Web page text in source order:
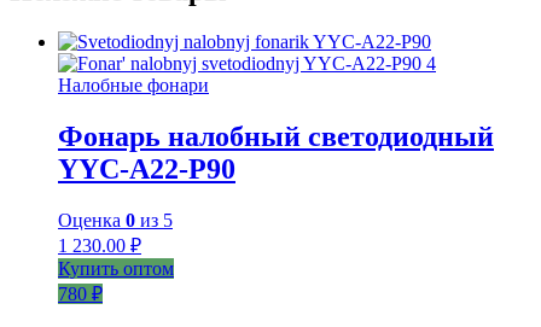
Налобные фонари
Фонарь налобный светодиодный
YYC-A22-P90
Оценка 0 из 5
1 230.00 ₽
Купить оптом
780 ₽